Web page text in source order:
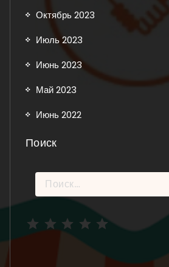
Октябрь 2023
Июль 2023
Июнь 2023
Май 2023
Июнь 2022
Поиск
Найти: